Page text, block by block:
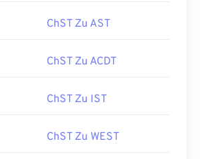
ChST Zu AST
ChST Zu ACDT
ChST Zu IST
ChST Zu WEST